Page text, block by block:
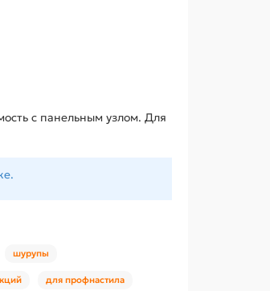
с панельным узлом. Для
шурупы
для профнастила